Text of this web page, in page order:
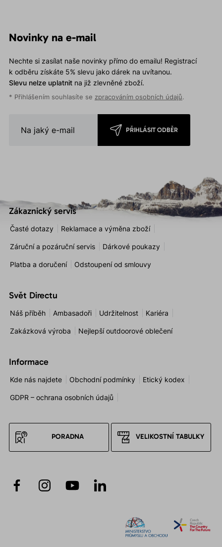
Novinky na e-mail
Nechte si zasílat naše novinky přímo do emailu! Registrací
k odběru získáte 5% slevu jako dárek na uvítanou.
Slevu nelze uplatnitna již zlevněné zboží.
* Přihlášením souhlasíte se zpracováním osobních údajů.
PŘIHLÁSIT ODBĚR
Zákaznický servis
Časté dotazy Reklamace a výměna zboží
Záruční a pozáruční servis Dárkové poukazy
Platba a doručení Odstoupení od smlouvy
Svět Directu
Náš příběh Ambasadoři Udržitelnost Kariéra
Zakázková výroba Nejlepší outdoorové oblečení
Informace
Kde nás najdete Obchodní podmínky Etický kodex
GDPR – ochrana osobních údajů
PORADNA VELIKOSTNÍ TABULKY